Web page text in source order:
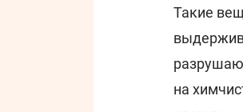
Такие
на